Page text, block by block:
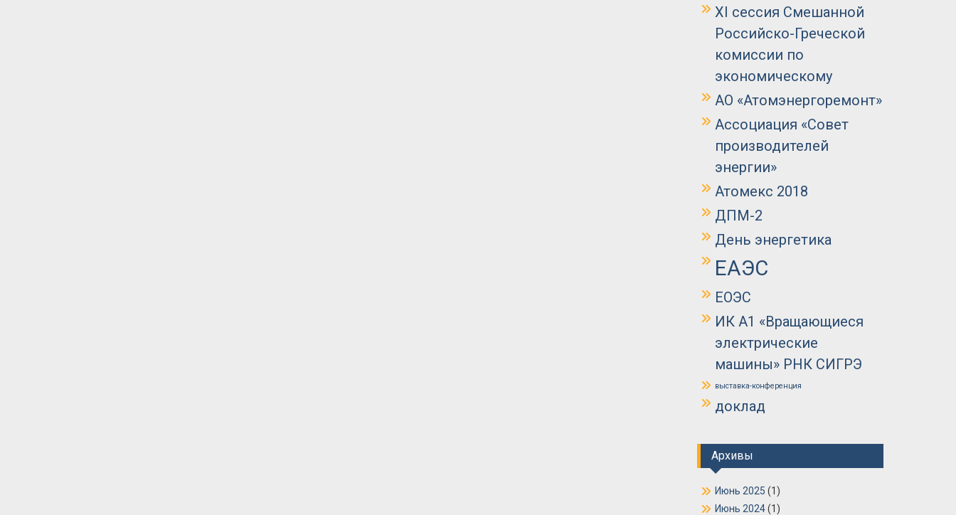
XI сессия Смешанной
Российско-Греческой
комиссии по
экономическому
АО «Атомэнергоремонт»
Ассоциация «Совет
производителей
энергии»
Атомекс 2018
ДПМ-2
День энергетика
ЕАЭС
ЕОЭС
ИК А1 «Вращающиеся
электрические
машины» РНК СИГРЭ
выставка-конференция
доклад
Архивы
Июнь 2025 (1)
Июнь 2024(1)